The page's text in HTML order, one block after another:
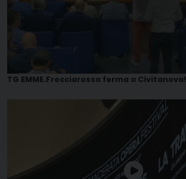
TG EMME.Frecciarossa ferma a Civitanova!